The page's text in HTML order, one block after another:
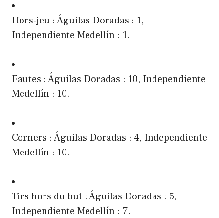
Hors-jeu : Águilas Doradas : 1,
Independiente Medellín : 1.
Fautes : Águilas Doradas : 10, Independiente
Medellín : 10.
Corners : Águilas Doradas : 4, Independiente
Medellín : 10.
Tirs hors du but : Águilas Doradas : 5,
Independiente Medellín : 7.